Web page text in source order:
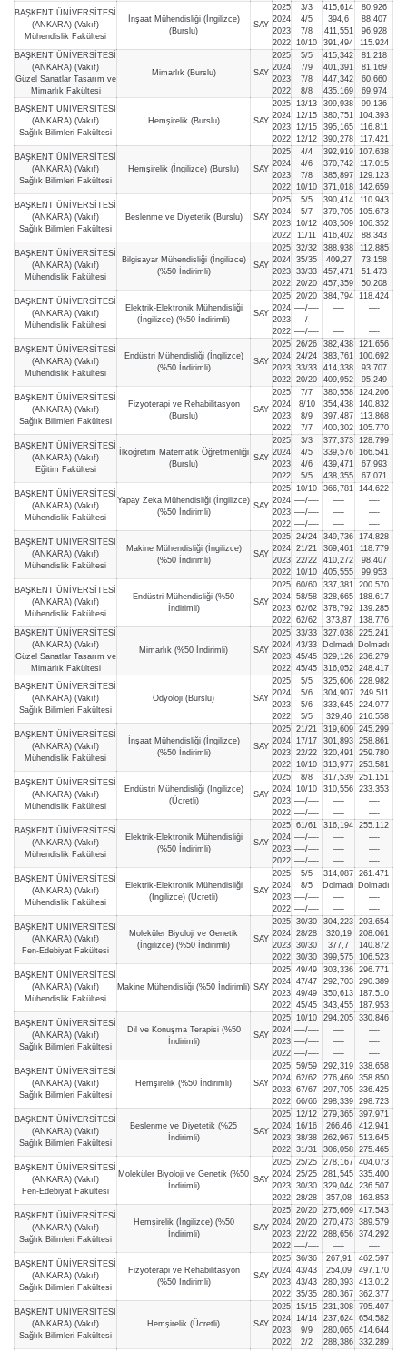
BAŞKENT ÜNİVERSİTESİ
(ANKARA) (Vakıf)
Mühendislik Fakültesi
İnşaat Mühendisliği (İngilizce)
(Burslu)
SAY
2025
2024
2023
2022
3/3
4/5
7/8
10/10
415,614
394,6
411,551
391,494
80.926
88.407
96.928
115.924
BAŞKENT ÜNİVERSİTESİ
(ANKARA) (Vakıf)
Güzel Sanatlar Tasarım ve
Mimarlık Fakültesi
Mimarlık (Burslu) SAY
2025
2024
2023
2022
5/5
7/9
7/8
8/8
415,342
401,391
447,342
435,169
81.218
81.169
60.660
69.974
BAŞKENT ÜNİVERSİTESİ
(ANKARA) (Vakıf)
Sağlık Bilimleri Fakültesi
Hemşirelik (Burslu) SAY
2025
2024
2023
2022
13/13
12/15
12/15
12/12
399,938
380,751
395,165
390,278
99.136
104.393
116.811
117.421
BAŞKENT ÜNİVERSİTESİ
(ANKARA) (Vakıf)
Sağlık Bilimleri Fakültesi
Hemşirelik (İngilizce) (Burslu) SAY
2025
2024
2023
2022
4/4
4/6
7/8
10/10
392,919
370,742
385,897
371,018
107.638
117.015
129.123
142.659
BAŞKENT ÜNİVERSİTESİ
(ANKARA) (Vakıf)
Sağlık Bilimleri Fakültesi
Beslenme ve Diyetetik (Burslu) SAY
2025
2024
2023
2022
5/5
5/7
10/12
11/11
390,414
379,705
403,509
416,402
110.943
105.673
106.352
88.343
BAŞKENT ÜNİVERSİTESİ
(ANKARA) (Vakıf)
Mühendislik Fakültesi
Bilgisayar Mühendisliği (İngilizce)
(%50 İndirimli)
SAY
2025
2024
2023
2022
32/32
35/35
33/33
20/20
388,938
409,27
457,471
457,359
112.885
73.158
51.473
50.208
BAŞKENT ÜNİVERSİTESİ
(ANKARA) (Vakıf)
Mühendislik Fakültesi
Elektrik-Elektronik Mühendisliği
(İngilizce) (%50 İndirimli)
SAY
2025
2024
2023
2022
20/20
—-/—-
—-/—-
—-/—-
384,794
—-
—-
—-
118.424
—-
—-
—-
BAŞKENT ÜNİVERSİTESİ
(ANKARA) (Vakıf)
Mühendislik Fakültesi
Endüstri Mühendisliği (İngilizce)
(%50 İndirimli)
SAY
2025
2024
2023
2022
26/26
24/24
33/33
20/20
382,438
383,761
414,338
409,952
121.656
100.692
93.707
95.249
BAŞKENT ÜNİVERSİTESİ
(ANKARA) (Vakıf)
Sağlık Bilimleri Fakültesi
Fizyoterapi ve Rehabilitasyon
(Burslu)
SAY
2025
2024
2023
2022
7/7
8/10
8/9
7/7
380,558
354,438
397,487
400,302
124.206
140.832
113.868
105.770
BAŞKENT ÜNİVERSİTESİ
(ANKARA) (Vakıf)
Eğitim Fakültesi
İlköğretim Matematik Öğretmenliği
(Burslu)
SAY
2025
2024
2023
2022
3/3
4/5
4/6
5/5
377,373
339,576
439,471
438,355
128.799
166.541
67.993
67.071
BAŞKENT ÜNİVERSİTESİ
(ANKARA) (Vakıf)
Mühendislik Fakültesi
Yapay Zeka Mühendisliği (İngilizce)
(%50 İndirimli)
SAY
2025
2024
2023
2022
10/10
—-/—-
—-/—-
—-/—-
366,781
—-
—-
—-
144.622
—-
—-
—-
BAŞKENT ÜNİVERSİTESİ
(ANKARA) (Vakıf)
Mühendislik Fakültesi
Makine Mühendisliği (İngilizce)
(%50 İndirimli)
SAY
2025
2024
2023
2022
24/24
21/21
22/22
10/10
349,736
369,461
410,272
405,555
174.828
118.779
98.407
99.953
BAŞKENT ÜNİVERSİTESİ
(ANKARA) (Vakıf)
Mühendislik Fakültesi
Endüstri Mühendisliği (%50
İndirimli)
SAY
2025
2024
2023
2022
60/60
58/58
62/62
62/62
337,381
328,665
378,792
373,87
200.570
188.617
139.285
138.776
BAŞKENT ÜNİVERSİTESİ
(ANKARA) (Vakıf)
Güzel Sanatlar Tasarım ve
Mimarlık Fakültesi
Mimarlık (%50 İndirimli) SAY
2025
2024
2023
2022
33/33
43/33
45/45
45/45
327,038
Dolmadı
329,126
316,052
225.241
Dolmadı
236.279
248.417
BAŞKENT ÜNİVERSİTESİ
(ANKARA) (Vakıf)
Sağlık Bilimleri Fakültesi
Odyoloji (Burslu) SAY
2025
2024
2023
2022
5/5
5/6
5/6
5/5
325,606
304,907
333,645
329,46
228.982
249.511
224.977
216.558
BAŞKENT ÜNİVERSİTESİ
(ANKARA) (Vakıf)
Mühendislik Fakültesi
İnşaat Mühendisliği (İngilizce)
(%50 İndirimli)
SAY
2025
2024
2023
2022
21/21
17/17
22/22
10/10
319,609
301,893
320,491
313,977
245.299
258.861
259.780
253.581
BAŞKENT ÜNİVERSİTESİ
(ANKARA) (Vakıf)
Mühendislik Fakültesi
Endüstri Mühendisliği (İngilizce)
(Ücretli)
SAY
2025
2024
2023
2022
8/8
10/10
—-/—-
—-/—-
317,539
310,556
—-
—-
251.151
233.353
—-
—-
BAŞKENT ÜNİVERSİTESİ
(ANKARA) (Vakıf)
Mühendislik Fakültesi
Elektrik-Elektronik Mühendisliği
(%50 İndirimli)
SAY
2025
2024
2023
2022
61/61
—-/—-
—-/—-
—-/—-
316,194
—-
—-
—-
255.112
—-
—-
—-
BAŞKENT ÜNİVERSİTESİ
(ANKARA) (Vakıf)
Mühendislik Fakültesi
Elektrik-Elektronik Mühendisliği
(İngilizce) (Ücretli)
SAY
2025
2024
2023
2022
5/5
8/5
—-/—-
—-/—-
314,087
Dolmadı
—-
—-
261.471
Dolmadı
—-
—-
BAŞKENT ÜNİVERSİTESİ
(ANKARA) (Vakıf)
Fen-Edebiyat Fakültesi
Moleküler Biyoloji ve Genetik
(İngilizce) (%50 İndirimli)
SAY
2025
2024
2023
2022
30/30
28/28
30/30
30/30
304,223
320,19
377,7
399,575
293.654
208.061
140.872
106.523
BAŞKENT ÜNİVERSİTESİ
(ANKARA) (Vakıf)
Mühendislik Fakültesi
Makine Mühendisliği (%50 İndirimli) SAY
2025
2024
2023
2022
49/49
47/47
49/49
45/45
303,336
292,703
350,613
343,455
296.771
290.389
187.510
187.953
BAŞKENT ÜNİVERSİTESİ
(ANKARA) (Vakıf)
Sağlık Bilimleri Fakültesi
Dil ve Konuşma Terapisi (%50
İndirimli)
SAY
2025
2024
2023
2022
10/10
—-/—-
—-/—-
—-/—-
294,205
—-
—-
—-
330.846
—-
—-
—-
BAŞKENT ÜNİVERSİTESİ
(ANKARA) (Vakıf)
Sağlık Bilimleri Fakültesi
Hemşirelik (%50 İndirimli) SAY
2025
2024
2023
2022
59/59
62/62
67/67
66/66
292,319
276,469
297,705
298,339
338.658
358.850
336.425
298.723
BAŞKENT ÜNİVERSİTESİ
(ANKARA) (Vakıf)
Sağlık Bilimleri Fakültesi
Beslenme ve Diyetetik (%25
İndirimli)
SAY
2025
2024
2023
2022
12/12
16/16
38/38
31/31
279,365
266,46
262,967
306,058
397.971
412.941
513.645
275.465
BAŞKENT ÜNİVERSİTESİ
(ANKARA) (Vakıf)
Fen-Edebiyat Fakültesi
Moleküler Biyoloji ve Genetik (%50
İndirimli)
SAY
2025
2024
2023
2022
25/25
25/25
30/30
28/28
278,167
281,545
329,044
357,08
404.073
335.400
236.507
163.853
BAŞKENT ÜNİVERSİTESİ
(ANKARA) (Vakıf)
Sağlık Bilimleri Fakültesi
Hemşirelik (İngilizce) (%50
İndirimli)
SAY
2025
2024
2023
2022
20/20
20/20
22/22
—-/—-
275,669
270,473
288,656
—-
417.543
389.579
374.292
—-
BAŞKENT ÜNİVERSİTESİ
(ANKARA) (Vakıf)
Sağlık Bilimleri Fakültesi
Fizyoterapi ve Rehabilitasyon
(%50 İndirimli)
SAY
2025
2024
2023
2022
36/36
43/43
43/43
35/35
267,91
254,09
280,393
280,367
462.597
497.170
413.012
362.377
BAŞKENT ÜNİVERSİTESİ
(ANKARA) (Vakıf)
Sağlık Bilimleri Fakültesi
Hemşirelik (Ücretli) SAY
2025
2024
2023
2022
15/15
14/14
9/9
2/2
231,308
237,624
280,065
288,386
795.407
654.582
414.644
332.289